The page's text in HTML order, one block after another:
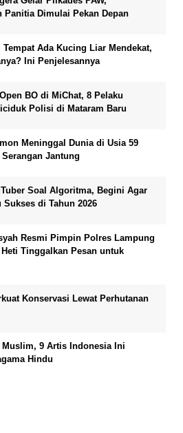
Panitia Dimulai Pekan Depan
Tempat Ada Kucing Liar Mendekat,
Ini Penjelesannya
BO di MiChat, 8 Pelaku
Polisi di Mataram Baru
Meninggal Dunia di Usia 59
Jantung
Soal Algoritma, Begini Agar
Sukses di Tahun 2026
Resmi Pimpin Polres Lampung
Tinggalkan Pesan untuk
Konservasi Lewat Perhutanan
9 Artis Indonesia Ini
Hindu